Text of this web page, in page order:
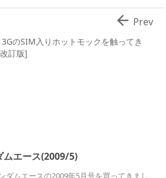
のSIM入りホットモックを触ってき
訂版]
 Prev
ムエース(2009/5)
ダムエースの2009年5月号を買ってきまし